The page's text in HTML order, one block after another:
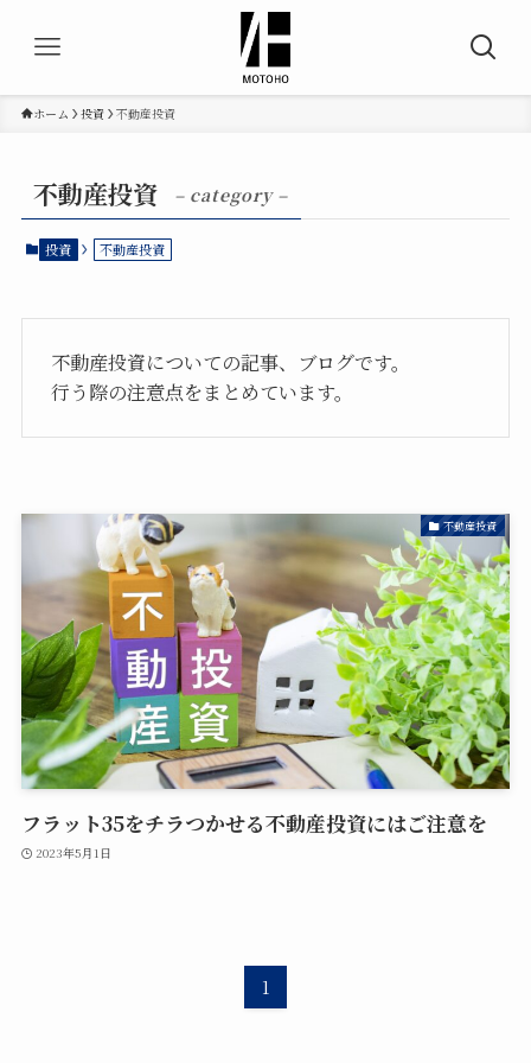
ホーム 投資 不動産投資
不動産投資 – category –
投資 不動産投資
不動産投資についての記事、ブログです。
行う際の注意点をまとめています。
不動産投資
フラット35をチラつかせる不動産投資にはご注意を
2023年5月1日
1